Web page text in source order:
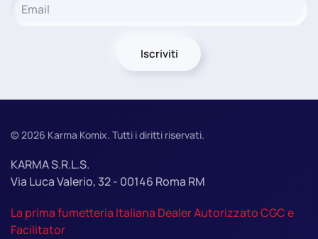
Iscriviti
©2026 Karma Komix. Tutti i diritti riservati.
KARMA S.R.L.S.
Via Luca Valerio, 32 - 00146 Roma RM
La prima fumetteria Italiana Dealer Autorizzato CGC e
Facilitator